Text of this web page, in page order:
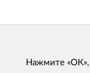
Нажмите «ОК»,